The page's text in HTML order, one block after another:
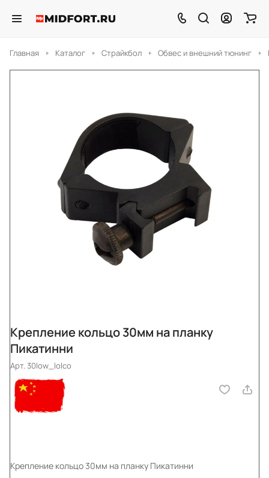
Главная Каталог Страйкбол Обвес и внешний тюнинг
Крепление кольцо 30мм на планку
Пикатинни
Арт.30low_lolco
Крепление кольцо 30мм на планку Пикатинни